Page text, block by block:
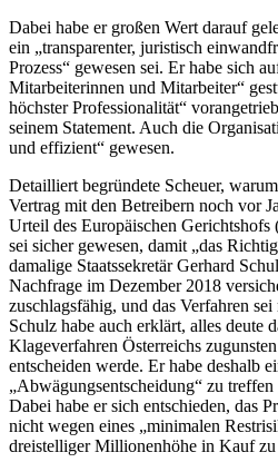
Dabei habe er großen Wert darauf
ein „transparenter, juristisch
Prozess“ gewesen sei. Er habe sich
Mitarbeiterinnen und Mitarbeiter“
höchster Professionalität“
seinem Statement. Auch die
und effizient“ gewesen.
Detailliert begründete Scheuer,
Vertrag mit den Betreibern noch vor
Urteil des Europäischen
sei sicher gewesen, damit „das
damalige Staatssekretär Gerhard
Nachfrage im Dezember 2018
zuschlagsfähig, und das Verfahren
Schulz habe auch erklärt, alles deute
Klageverfahren Österreichs
entscheiden werde. Er habe deshalb
„Abwägungsentscheidung“ zu
Dabei habe er sich entschieden, das
nicht wegen eines „minimalen
dreistelliger Millionenhöhe in Kauf zu